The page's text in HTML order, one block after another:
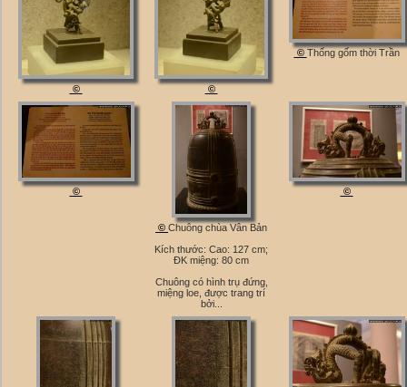
© ©
© Thống gốm thời Trần
©
© Chuông chùa Vân Bản
Kích thước: Cao: 127 cm;
ĐK miệng: 80 cm
Chuông có hình trụ đứng,
miệng loe, được trang trí
bởi...
©